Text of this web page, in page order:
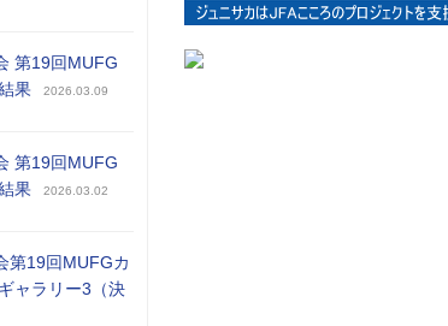
第19回MUFG
果
2026.03.09
第19回MUFG
果
2026.03.02
第19回MUFGカ
ャラリー3（決